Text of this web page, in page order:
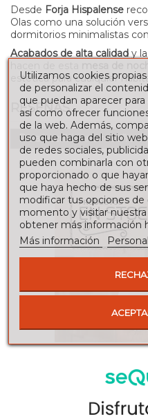
Desde Forja Hispalense
Olas como una solución
dormitorios minimalistas
Acabados de alta calidad y
estética para cualquier
RESEÑAS
Para escribir una reseña
Utilizamos cookies
de personalizar el
que puedan aparecer
así como ofrecer
de la web. Además,
uso que haga del sitio
de redes sociales,
pueden combinarla con
proporcionado o que
que haya hecho de sus
modificar tus opciones
momento y visitar
obtener más información
Más información